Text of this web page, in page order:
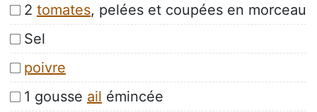
2 tomates, pelées et coupées en morceau
Sel
poivre
1 gousse ail émincée